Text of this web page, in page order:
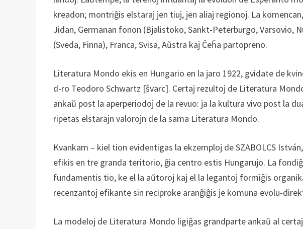
kreadon; montriĝis elstaraj jen tiuj, jen aliaj regionoj. La
Jidan, Germanan fonon (Bjalistoko, Sankt-Peterburgo, Varsovio,
(Sveda, Finna), Franca, Svisa, Aǔstra kaj Ĉeĥa partopreno.
Literatura Mondo ekis en Hungario en la jaro 1922, gvidate de
d-ro Teodoro Schwartz [ŝvarc]. Certaj rezultoj de Literatura
ankaŭ post la aperperiodoj de la revuo: ja la kultura vivo post la
ripetas elstarajn valorojn de la sama Literatura Mondo.
Kvankam – kiel tion evidentigas la ekzemploj de SZABOLCS
efikis en tre granda teritorio, ĝia centro estis Hungarujo. La
fundamentis tio, ke el la aŭtoroj kaj el la legantoj formiĝis
recenzantoj efikante sin reciproke aranĝiĝis je komuna evolu-
La modeloj de Literatura Mondo ligiĝas grandparte ankaŭ al